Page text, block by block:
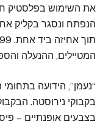
את השימוש בפלסטיק
הנפתח ונסגר בקליק
המטיילים, ההנעלה
“נעמן”, הידועה
בקבוקי נירוסטה.
בצבעים אופנתיים –